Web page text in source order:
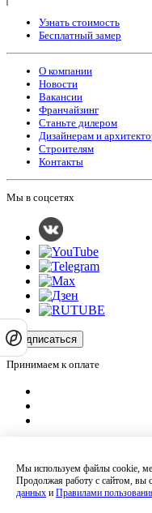
Узнать стоимость
Бесплатный замер
О компании
Новости
Вакансии
Франчайзинг
Станьте дилером
Дизайнерам и
Строителям
Контакты
Мы в соцсетях
Подписаться
Принимаем к оплате
Оставляя на сайте свои
своих персональных данных в
конфиденциальности .
Сайт не является публичной
Мы используем файлы cookie,
Продолжая работу с сайтом, вы
данных и Правилами